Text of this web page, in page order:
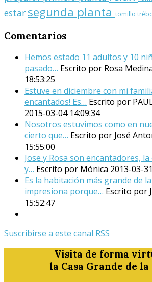
estar segunda planta tomillo
Comentarios
Hemos estado 11 adultos y 10
pasado… Escrito por Rosa
18:53:25
Estuve en diciembre con mi
encantados! Es… Escrito por
2015-03-04 14:09:34
Nosotros estuvimos como en
cierto que… Escrito por José
15:55:00
Jose y Rosa son encantadores,
y… Escrito por Mónica 2013-03-
Es la habitación más grande de
impresiona porque… Escrito por
15:52:47
Suscribirse a este canal RSS
Visita de forma
la Casa Grande de la